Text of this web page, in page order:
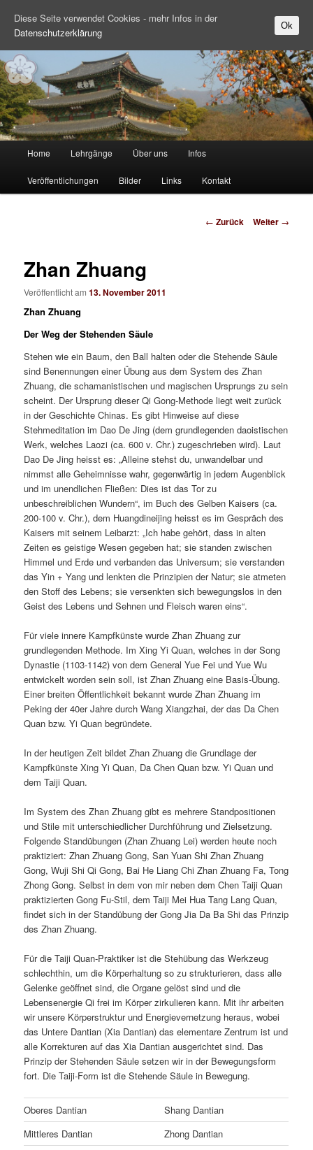
Zum Inhalt wechseln
Home Lehrgänge Über uns Infos
Veröffentlichungen Bilder Links Kontakt
Beitrags-Navigation
← Zurück Weiter →
Zhan Zhuang
Veröffentlicht am13. November 2011
Zhan Zhuang
Der Weg der Stehenden Säule
Stehen wie ein Baum, den Ball halten oder die Stehende Säule
sind Benennungen einer Übung aus dem System des Zhan
Zhuang, die schamanistischen und magischen Ursprungs zu sein
scheint. Der Ursprung dieser Qi Gong-Methode liegt weit zurück
in der Geschichte Chinas. Es gibt Hinweise auf diese
Stehmeditation im Dao De Jing (dem grundlegenden daoistischen
Werk, welches Laozi (ca. 600 v. Chr.) zugeschrieben wird). Laut
Dao De Jing heisst es: „Alleine stehst du, unwandelbar und
nimmst alle Geheimnisse wahr, gegenwärtig in jedem Augenblick
und im unendlichen Fließen: Dies ist das Tor zu
unbeschreiblichen Wundern“, im Buch des Gelben Kaisers (ca.
200-100 v. Chr.), dem Huangdineijing heisst es im Gespräch des
Kaisers mit seinem Leibarzt: „Ich habe gehört, dass in alten
Zeiten es geistige Wesen gegeben hat; sie standen zwischen
Himmel und Erde und verbanden das Universum; sie verstanden
das Yin + Yang und lenkten die Prinzipien der Natur; sie atmeten
den Stoff des Lebens; sie versenkten sich bewegungslos in den
Geist des Lebens und Sehnen und Fleisch waren eins“.
Für viele innere Kampfkünste wurde Zhan Zhuang zur
grundlegenden Methode. Im Xing Yi Quan, welches in der Song
Dynastie (1103-1142) von dem General Yue Fei und Yue Wu
entwickelt worden sein soll, ist Zhan Zhuang eine Basis-Übung.
Einer breiten Öffentlichkeit bekannt wurde Zhan Zhuang im
Peking der 40er Jahre durch Wang Xiangzhai, der das Da Chen
Quan bzw. Yi Quan begründete.
In der heutigen Zeit bildet Zhan Zhuang die Grundlage der
Kampfkünste Xing Yi Quan, Da Chen Quan bzw. Yi Quan und
dem Taiji Quan.
Im System des Zhan Zhuang gibt es mehrere Standpositionen
und Stile mit unterschiedlicher Durchführung und Zielsetzung.
Folgende Standübungen (Zhan Zhuang Lei) werden heute noch
praktiziert: Zhan Zhuang Gong, San Yuan Shi Zhan Zhuang
Gong, Wuji Shi Qi Gong, Bai He Liang Chi Zhan Zhuang Fa, Tong
Zhong Gong. Selbst in dem von mir neben dem Chen Taiji Quan
praktizierten Gong Fu-Stil, dem Taiji Mei Hua Tang Lang Quan,
findet sich in der Standübung der Gong Jia Da Ba Shi das Prinzip
des Zhan Zhuang.
Für die Taiji Quan-Praktiker ist die Stehübung das Werkzeug
schlechthin, um die Körperhaltung so zu strukturieren, dass alle
Gelenke geöffnet sind, die Organe gelöst sind und die
Lebensenergie Qi frei im Körper zirkulieren kann. Mit ihr arbeiten
wir unsere Körperstruktur und Energievernetzung heraus, wobei
das Untere Dantian (Xia Dantian) das elementare Zentrum ist und
alle Korrekturen auf das Xia Dantian ausgerichtet sind. Das
Prinzip der Stehenden Säule setzen wir in der Bewegungsform
fort. Die Taiji-Form ist die Stehende Säule in Bewegung.
Oberes Dantian
Shang Dantian
Mittleres Dantian
Zhong Dantian
Diese Seite verwendet Cookies - mehr Infos in der
Datenschutzerklärung
Ok